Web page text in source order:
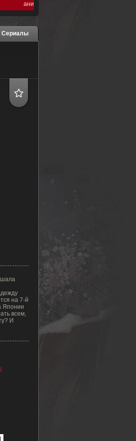
аниме
Сериалы
на 7-й
Японии
всем,
И